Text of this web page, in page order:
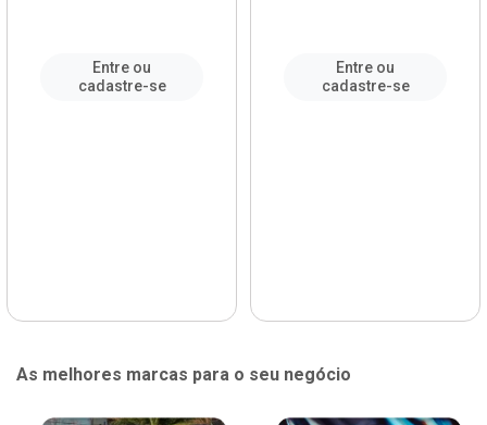
Entre ou
cadastre-se
Entre ou
cadastre-se
As melhores marcas para o seu negócio